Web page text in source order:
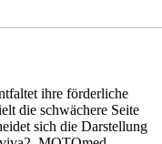
ihre förderliche
die schwächere Seite
sich die Darstellung